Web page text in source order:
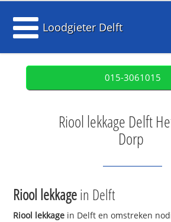
Loodgieter Delft
015-3061015
Riool lekkage Delft
Dorp
Riool lekkagein Delft
Riool lekkage in Delft en omstreken